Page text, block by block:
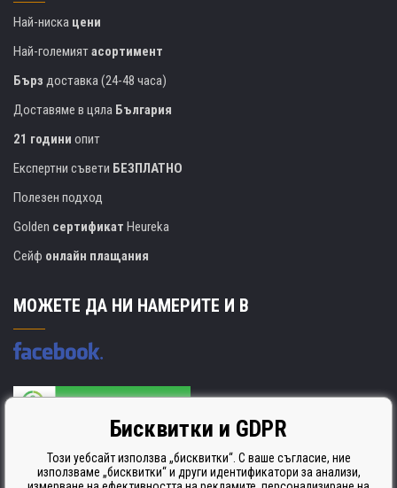
Най-ниска цени
Най-големиятасортимент
Бърз доставка (24-48 часа)
Доставяме в цяла България
21 години опит
Експертни съвети БЕЗПЛАТНО
Полезен подход
Golden сертификат Heureka
Сейф онлайн плащания
МОЖЕТЕ ДА НИ НАМЕРИТЕ И В
Производителят на касети е сертифициран
ISO 9001. ISO 14001 и STMC.
Бисквитки и GDPR
Този уебсайт използва „бисквитки“. С ваше съгласие, ние
използваме „бисквитки“ и други идентификатори за анализи,